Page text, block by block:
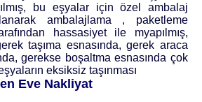
bu eşyalar için özel ambalaj
ambalajlama , paketleme
hassasiyet ile myapılmış,
taşıma esnasında, gerek araca
gerekse boşaltma esnasında çok
eksiksiz taşınması
Eve Nakliyat